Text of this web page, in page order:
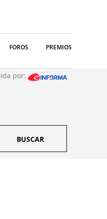
FOROS PREMIOS
por:
BUSCAR